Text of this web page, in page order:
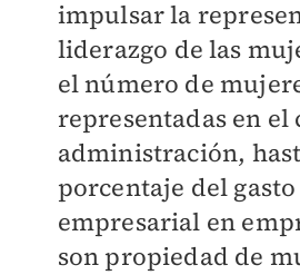
impulsar la
liderazgo de las
el número de
representadas en el
administración,
porcentaje del gasto
empresarial en
son propiedad de